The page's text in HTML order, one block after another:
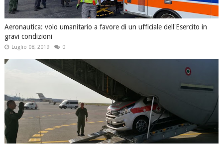
Aeronautica: volo umanitario a favore di un ufficiale dell'Esercito in
gravi condizioni
Luglio 08, 2019 0